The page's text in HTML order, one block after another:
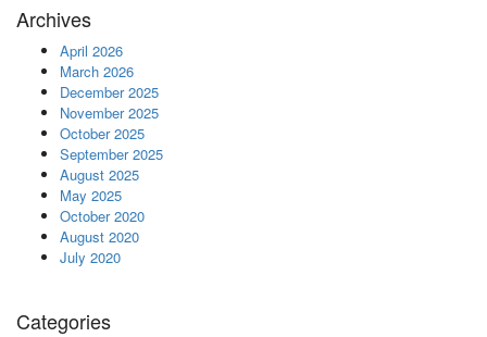
Archives
April 2026
March 2026
December 2025
November 2025
October 2025
September 2025
August 2025
May 2025
October 2020
August 2020
July 2020
Categories